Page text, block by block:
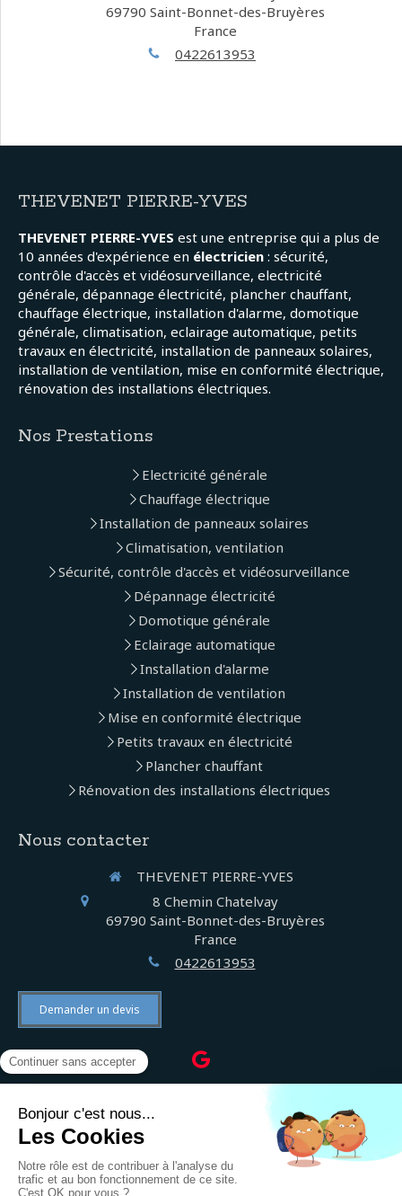
69790 Saint-Bonnet-des-Bruyères
France
0422613953
THEVENET PIERRE-YVES
THEVENET PIERRE-YVES est une entreprise qui a plus de
10 années d'expérience en électricien : sécurité,
contrôle d'accès et vidéosurveillance, electricité
générale, dépannage électricité, plancher chauffant,
chauffage électrique, installation d'alarme, domotique
générale, climatisation, eclairage automatique, petits
travaux en électricité, installation de panneaux solaires,
installation de ventilation, mise en conformité électrique,
rénovation des installations électriques.
Nos Prestations
Electricité générale
Chauffage électrique
Installation de panneaux solaires
Climatisation, ventilation
Sécurité, contrôle d'accès et vidéosurveillance
Dépannage électricité
Domotique générale
Eclairage automatique
Installation d'alarme
Installation de ventilation
Mise en conformité électrique
Petits travaux en électricité
Plancher chauffant
Rénovation des installations électriques
Nous contacter
THEVENET PIERRE-YVES
8 Chemin Chatelvay
69790 Saint-Bonnet-des-Bruyères
France
0422613953
Demander un devis
©2022 THEVENET PIERRE-YVES - Électricien